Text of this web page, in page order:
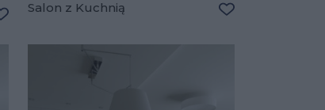
Salon z Kuchnią